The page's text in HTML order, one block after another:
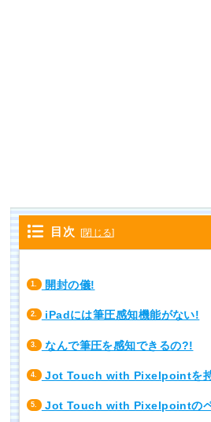
目次 [閉じる]
1. 開封の儀!
2. iPadには筆圧感知機能がない!
3. なんで筆圧を感知できるの?!
4. Jot Touch with Pixelpointを持
5. Jot Touch with Pixelpointの